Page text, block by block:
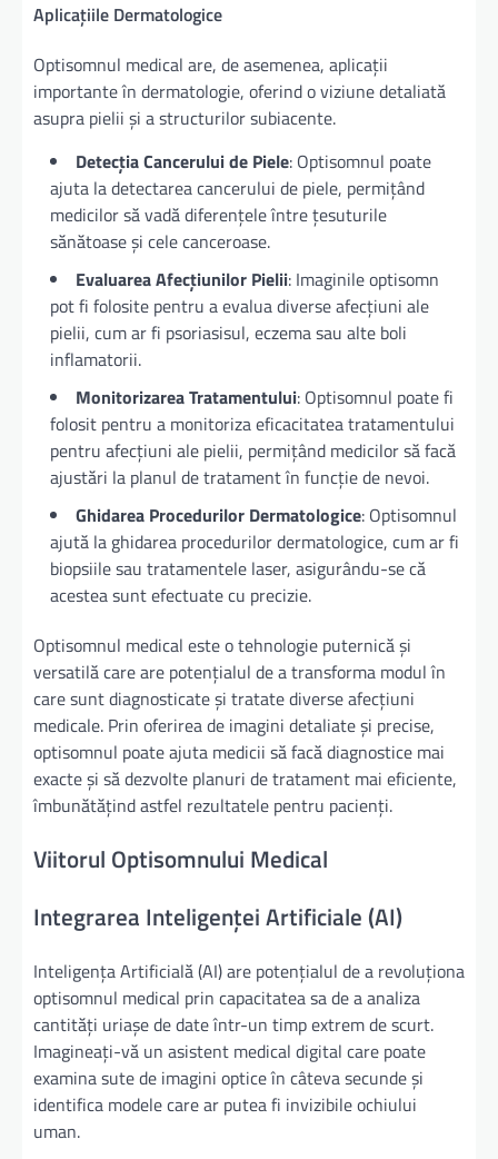
Aplicațiile Dermatologice
Optisomnul medical are, de asemenea, aplicații
importante în dermatologie, oferind o viziune detaliată
asupra pielii și a structurilor subiacente.
Detecția Cancerului de Piele: Optisomnul poate
ajuta la detectarea cancerului de piele, permițând
medicilor să vadă diferențele între țesuturile
sănătoase și cele canceroase.
Evaluarea Afecțiunilor Pielii: Imaginile optisomn
pot fi folosite pentru a evalua diverse afecțiuni ale
pielii, cum ar fi psoriasisul, eczema sau alte boli
inflamatorii.
Monitorizarea Tratamentului: Optisomnul poate fi
folosit pentru a monitoriza eficacitatea tratamentului
pentru afecțiuni ale pielii, permițând medicilor să facă
ajustări la planul de tratament în funcție de nevoi.
Ghidarea Procedurilor Dermatologice: Optisomnul
ajută la ghidarea procedurilor dermatologice, cum ar fi
biopsiile sau tratamentele laser, asigurându-se că
acestea sunt efectuate cu precizie.
Optisomnul medical este o tehnologie puternică și
versatilă care are potențialul de a transforma modul în
care sunt diagnosticate și tratate diverse afecțiuni
medicale. Prin oferirea de imagini detaliate și precise,
optisomnul poate ajuta medicii să facă diagnostice mai
exacte și să dezvolte planuri de tratament mai eficiente,
îmbunătățind astfel rezultatele pentru pacienți.
Viitorul Optisomnului Medical
Integrarea Inteligenței Artificiale (AI)
Inteligența Artificială (AI) are potențialul de a revoluționa
optisomnul medical prin capacitatea sa de a analiza
cantități uriașe de date într-un timp extrem de scurt.
Imagineați-vă un asistent medical digital care poate
examina sute de imagini optice în câteva secunde și
identifica modele care ar putea fi invizibile ochiului
uman.